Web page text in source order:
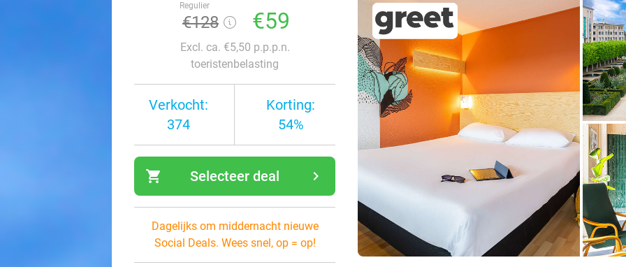
Regulier
€128 €59
Excl. ca. €5,50 p.p.p.n.
toeristenbelasting
Verkocht:
374
Korting:
54%
shopping_cart navigate_next
Selecteer deal
Dagelijks om middernacht nieuwe
Social Deals. Wees snel, op = op!